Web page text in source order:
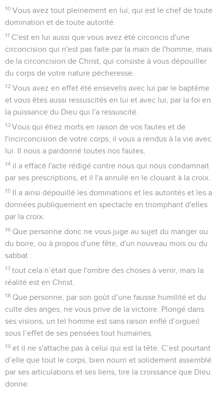
10 Vous avez tout pleinement en lui, qui est le chef de toute
domination et de toute autorité.
11 C'est en lui aussi que vous avez été circoncis d'une
circoncision qui n'est pas faite par la main de l'homme, mais
de la circoncision de Christ, qui consiste à vous dépouiller
du corps de votre nature pécheresse.
12 Vous avez en effet été ensevelis avec lui par le baptême
et vous êtes aussi ressuscités en lui et avec lui, par la foi en
la puissance du Dieu qui l'a ressuscité.
13 Vous qui étiez morts en raison de vos fautes et de
l'incirconcision de votre corps, il vous a rendus à la vie avec
lui. Il nous a pardonné toutes nos fautes,
14 il a effacé l'acte rédigé contre nous qui nous condamnait
par ses prescriptions, et il l'a annulé en le clouant à la croix.
15 Il a ainsi dépouillé les dominations et les autorités et les a
données publiquement en spectacle en triomphant d'elles
par la croix.
16 Que personne donc ne vous juge au sujet du manger ou
du boire, ou à propos d'une fête, d'un nouveau mois ou du
sabbat :
17 tout cela n’était que l'ombre des choses à venir, mais la
réalité est en Christ.
18 Que personne, par son goût d’une fausse humilité et du
culte des anges, ne vous prive de la victoire. Plongé dans
ses visions, un tel homme est sans raison enflé d’orgueil
sous l’effet de ses pensées tout humaines,
19 et il ne s'attache pas à celui qui est la tête. C’est pourtant
d’elle que tout le corps, bien nourri et solidement assemblé
par ses articulations et ses liens, tire la croissance que Dieu
donne.